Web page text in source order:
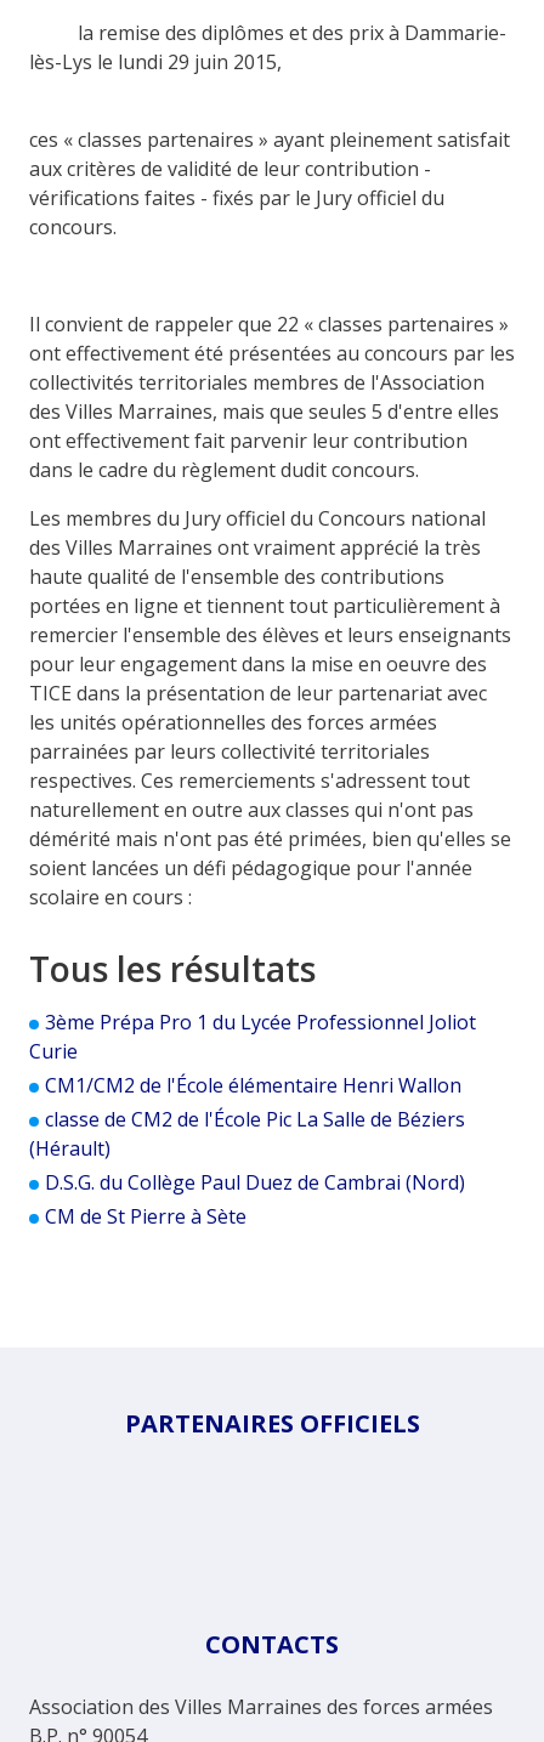
la remise des diplômes et des prix à Dammarie-
lès-Lys le lundi 29 juin 2015,
ces « classes partenaires » ayant pleinement satisfait
aux critères de validité de leur contribution -
vérifications faites - fixés par le Jury officiel du
concours.
Il convient de rappeler que 22 « classes partenaires »
ont effectivement été présentées au concours par les
collectivités territoriales membres de l'Association
des Villes Marraines, mais que seules 5 d'entre elles
ont effectivement fait parvenir leur contribution
dans le cadre du règlement dudit concours.
Les membres du Jury officiel du Concours national
des Villes Marraines ont vraiment apprécié la très
haute qualité de l'ensemble des contributions
portées en ligne et tiennent tout particulièrement à
remercier l'ensemble des élèves et leurs enseignants
pour leur engagement dans la mise en oeuvre des
TICE dans la présentation de leur partenariat avec
les unités opérationnelles des forces armées
parrainées par leurs collectivité territoriales
respectives. Ces remerciements s'adressent tout
naturellement en outre aux classes qui n'ont pas
démérité mais n'ont pas été primées, bien qu'elles se
soient lancées un défi pédagogique pour l'année
scolaire en cours :
Tous les résultats
3ème Prépa Pro 1 du Lycée Professionnel Joliot
Curie
CM1/CM2 de l'École élémentaire Henri Wallon
classe de CM2 de l'École Pic La Salle de Béziers
(Hérault)
D.S.G. du Collège Paul Duez de Cambrai (Nord)
CM de St Pierre à Sète
PARTENAIRES OFFICIELS
CONTACTS
Association des Villes Marraines des forces armées
B.P. n° 90054